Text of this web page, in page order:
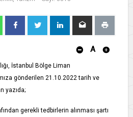
A
İstanbul Bölge Liman
gönderilen 21.10.2022 tarih ve
yazıda;
gerekli tedbirlerin alınması şartı